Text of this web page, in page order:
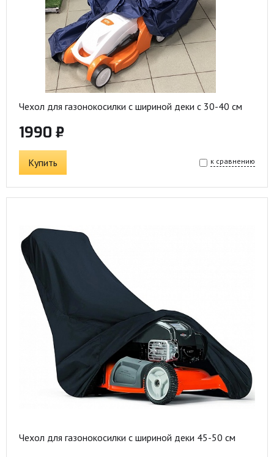
Чехол для газонокосилки c шириной деки c 30-40 см
1990 ₽
Купить к сравнению
Чехол для газонокосилки с шириной деки 45-50 см